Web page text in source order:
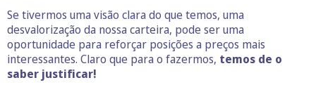
Se tivermos uma visão clara do que temos, uma
desvalorização da nossa carteira, pode ser uma
oportunidade para reforçar posições a preços mais
interessantes. Claro que para o fazermos, temos de o
saber justificar!